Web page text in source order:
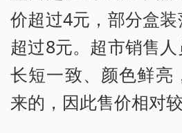
价超过4元，部分盒
超过8元。超市销售
长短一致、颜色鲜亮
来的，因此售价相对较